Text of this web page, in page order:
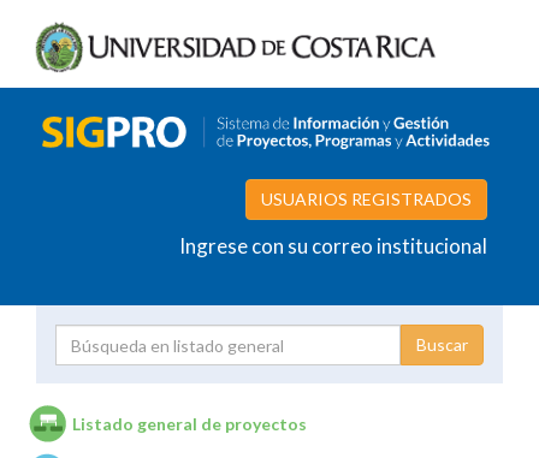
USUARIOS REGISTRADOS
Ingrese con su correo institucional
Listado general de proyectos